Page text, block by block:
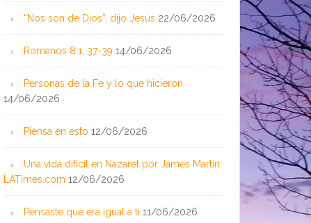
“Nos son de Dios”, dijo Jesús 22/06/2026
Romanos 8:1, 37-39 14/06/2026
Personas de la Fe y lo que hicieron
14/06/2026
Piensa en esto 12/06/2026
Una vida difícil en Nazaret por James Martin;
LATimes.com 12/06/2026
Pensaste que era igual a ti 11/06/2026